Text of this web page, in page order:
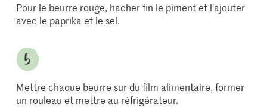
Pour le beurre rouge, hacher fin le piment et l'ajouter
avec le paprika et le sel.
Mettre chaque beurre sur du film alimentaire, former
un rouleau et mettre au réfrigérateur.